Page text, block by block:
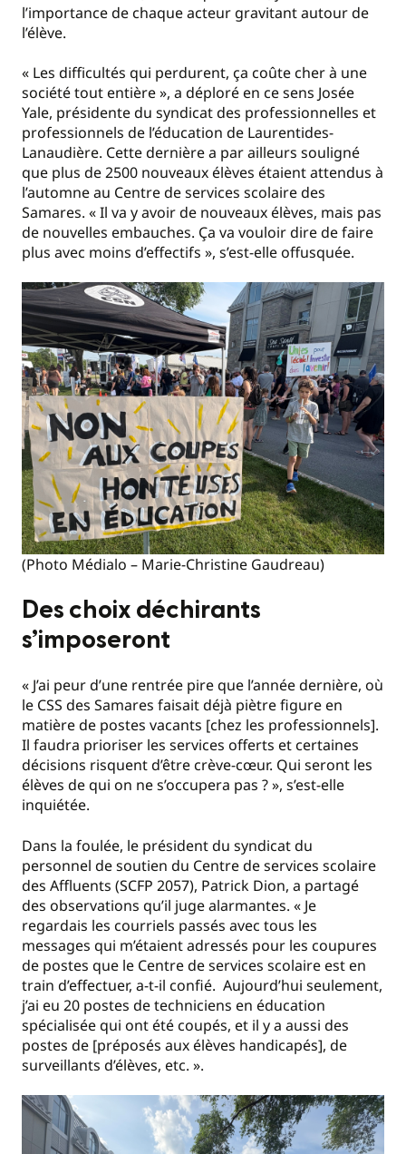
l’importance de chaque acteur gravitant autour de
l’élève.
« Les difficultés qui perdurent, ça coûte cher à une
société tout entière », a déploré en ce sens Josée
Yale, présidente du syndicat des professionnelles et
professionnels de l’éducation de Laurentides-
Lanaudière. Cette dernière a par ailleurs souligné
que plus de 2500 nouveaux élèves étaient attendus à
l’automne au Centre de services scolaire des
Samares. « Il va y avoir de nouveaux élèves, mais pas
de nouvelles embauches. Ça va vouloir dire de faire
plus avec moins d’effectifs », s’est-elle offusquée.
(Photo Médialo – Marie-Christine Gaudreau)
Des choix déchirants
s’imposeront
« J’ai peur d’une rentrée pire que l’année dernière, où
le CSS des Samares faisait déjà piètre figure en
matière de postes vacants [chez les professionnels].
Il faudra prioriser les services offerts et certaines
décisions risquent d’être crève-cœur. Qui seront les
élèves de qui on ne s’occupera pas ? », s’est-elle
inquiétée.
Dans la foulée, le président du syndicat du
personnel de soutien du Centre de services scolaire
des Affluents (SCFP 2057), Patrick Dion, a partagé
des observations qu’il juge alarmantes. « Je
regardais les courriels passés avec tous les
messages qui m’étaient adressés pour les coupures
de postes que le Centre de services scolaire est en
train d’effectuer, a-t-il confié. Aujourd’hui seulement,
j’ai eu 20 postes de techniciens en éducation
spécialisée qui ont été coupés, et il y a aussi des
postes de [préposés aux élèves handicapés], de
surveillants d’élèves, etc. ».